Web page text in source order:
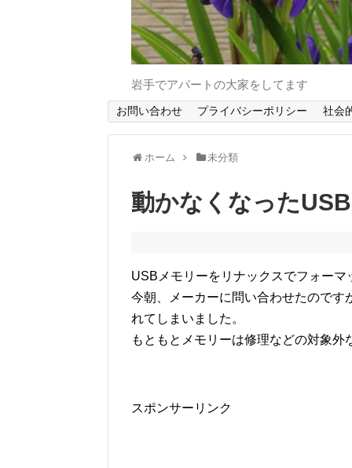
岩手でアパートの大家をしてます
お問い合わせ プライバシーポリシー 社会
ホーム 未分類
動かなくなった
USBメモリーをリナックスでフォーマ
今朝、メーカーに問い合わせたのです
れてしまいました。
もともとメモリーは修理などの対象外
スポンサーリンク